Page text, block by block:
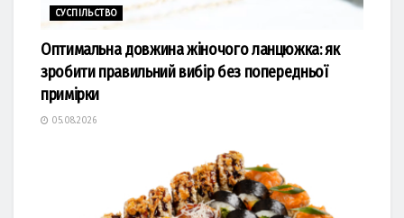
СУСПІЛЬСТВО
Оптимальна довжина жіночого ланцюжка: як
зробити правильний вибір без попередньої
примірки
05.08.2026